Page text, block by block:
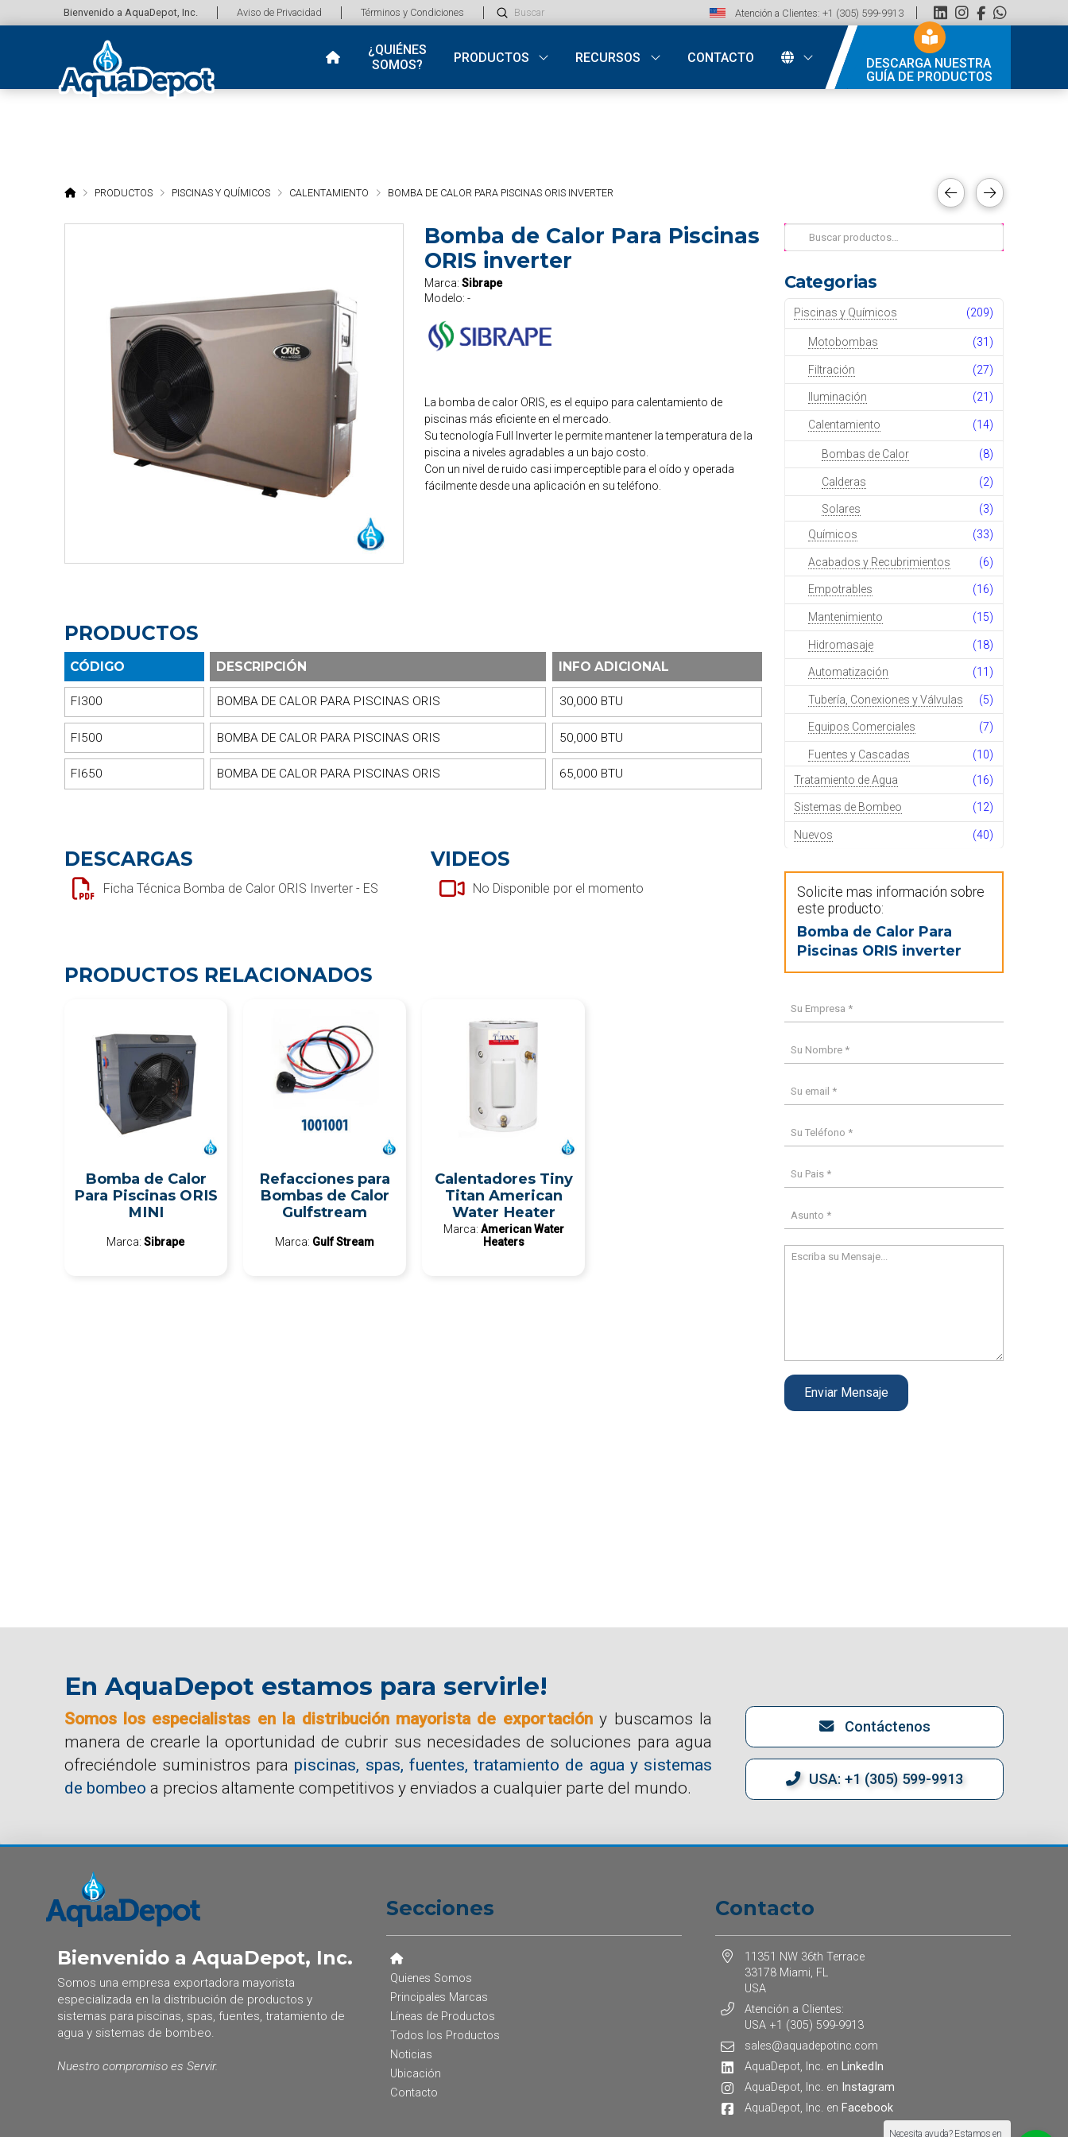
Bienvenido a AquaDepot, Inc. Aviso de Privacidad Términos y Condiciones
Search
Submit Atención a Clientes: +1 (305) 599-9913
¿QUIÉNES
SOMOS?
PRODUCTOS RECURSOS CONTACTO
DESCARGA NUESTRA
GUÍA DE PRODUCTOS
HOMEPRODUCTOS PISCINAS Y QUÍMICOS CALENTAMIENTO BOMBA DE CALOR PARA PISCINAS ORIS INVERTER
Bomba de Calor Para Piscinas
ORIS inverter
Marca: Sibrape
Modelo: -
La bomba de calor ORIS, es el equipo para calentamiento de
piscinas más eficiente en el mercado.
Su tecnología Full Inverter le permite mantener la temperatura de la
piscina a niveles agradables a un bajo costo.
Con un nivel de ruido casi imperceptible para el oído y operada
fácilmente desde una aplicación en su teléfono.
PRODUCTOS
CÓDIGO DESCRIPCIÓN INFO ADICIONAL
FI300 BOMBA DE CALOR PARA PISCINAS ORIS 30,000 BTU
FI500 BOMBA DE CALOR PARA PISCINAS ORIS 50,000 BTU
FI650 BOMBA DE CALOR PARA PISCINAS ORIS 65,000 BTU
DESCARGAS
Ficha Técnica Bomba de Calor ORIS Inverter - ES
VIDEOS
No Disponible por el momento
PRODUCTOS RELACIONADOS
Bomba de Calor
Para Piscinas ORIS
MINI
Marca:Sibrape
Refacciones para
Bombas de Calor
Gulfstream
Marca: Gulf Stream
Calentadores Tiny
Titan American
Water Heater
Marca: American Water
Heaters
Buscar
por:
Categorias
Piscinas y Químicos (209)
Motobombas (31)
Filtración (27)
Iluminación (21)
Calentamiento (14)
Bombas de Calor (8)
Calderas (2)
Solares
(3)
Químicos
(33)
Acabados y Recubrimientos (6)
Empotrables (16)
Mantenimiento (15)
Hidromasaje (18)
Automatización (11)
Tubería, Conexiones y Válvulas (5)
Equipos Comerciales (7)
Fuentes y Cascadas
(10)
Tratamiento de Agua
(16)
Sistemas de Bombeo (12)
Nuevos (40)
Solicite mas información sobre
este producto:
Bomba de Calor Para
Piscinas ORIS inverter
En AquaDepot estamos para servirle!
Somos los especialistas en la distribución mayorista de exportacióny buscamos la
manera de crearle la oportunidad de cubrir sus necesidades de soluciones para agua
ofreciéndole suministros para piscinas, spas, fuentes, tratamiento de agua y sistemas
de bombeo a precios altamente competitivos y enviados a cualquier parte del mundo.
Contáctenos
USA: +1 (305) 599-9913
Bienvenido a AquaDepot, Inc.
Somos una empresa exportadora mayorista
especializada en la distribución de productos y
sistemas para piscinas, spas, fuentes, tratamiento de
agua y sistemas de bombeo.
Nuestro compromiso es Servir.
Secciones
Quienes Somos
Principales Marcas
Líneas de Productos
Todos los Productos
Noticias
Ubicación
Contacto
Contacto
11351 NW 36th Terrace
33178 Miami, FL
USA
Atención a Clientes:
USA +1 (305) 599-9913
sales@aquadepotinc.com
AquaDepot, Inc. en LinkedIn
AquaDepot, Inc. en Instagram
AquaDepot, Inc. en Facebook
Necesita ayuda? Estamos en